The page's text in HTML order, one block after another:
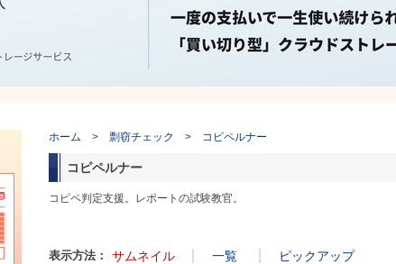
ホーム > 剽窃チェック > コピペルナー
コピペルナー
コピペ判定支援。レポートの試験教官。
表示方法： サムネイル 一覧 ピックアップ